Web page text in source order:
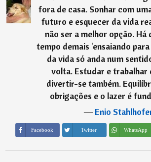
fora de casa. Sonhar com
futuro e esquecer da vida
não ser a melhor opção. Há
tempo demais 'ensaiando
da vida só anda num
volta. Estudar e trabalhar
divertir-se também.
obrigações e o lazer é
―Enio
Facebook Twitter WhatsApp